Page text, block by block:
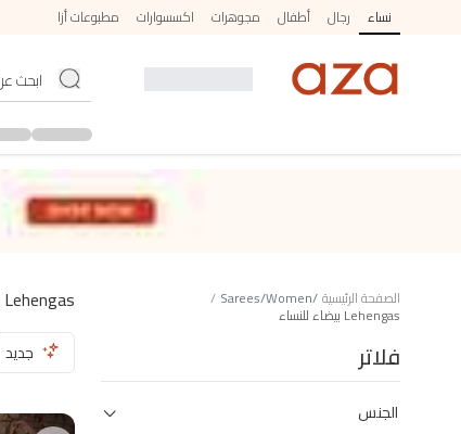
نساء رجال أطفال مجوهرات اكسسوارات مطبوعات أزا
الصفحة الرئيسية/
Women
/
Sarees
/
Lehengas بيضاء للنساء
فلاتر
الجنس
Lehengas بيضاء للنساء
جديد